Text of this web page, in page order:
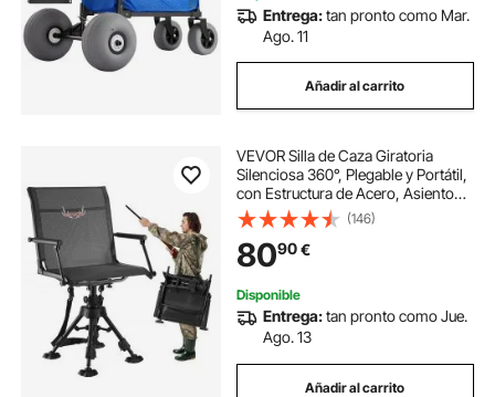
Entrega:tan pronto como Mar.
Ago. 11
Añadir al carrito
VEVOR Silla de Caza Giratoria
Silenciosa 360°, Plegable y Portátil,
con Estructura de Acero, Asiento
Tipo Taburete con Reposabrazos,
Patas Antihundimiento, Altura
Ajustable, para Pesca y Camping
(146)
8090€
Disponible
Entrega:tan pronto como Jue.
Ago. 13
Añadir al carrito